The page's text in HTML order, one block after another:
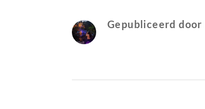
L
E
Gepubliceerd door